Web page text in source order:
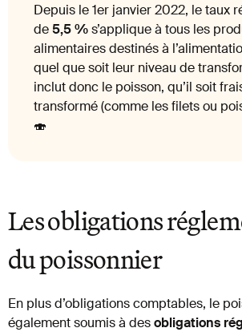
Depuis le 1er janvier 2022, le taux
de5,5 %s’applique à tous les
alimentaires destinés à
quel que soit leur niveau de
inclut donc le poisson, qu’il soit
transformé (comme les filets ou
🍣
Les obligations
du poissonnier
En plus d’obligations comptables, le
également soumis à desobligations